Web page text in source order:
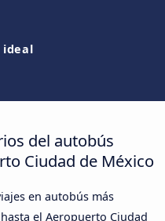
ideal
del autobús
Ciudad de México
en autobús más
el Aeropuerto Ciudad